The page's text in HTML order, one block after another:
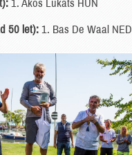
1. Akos Lukats HUN
50 let): 1. Bas De Waal NED